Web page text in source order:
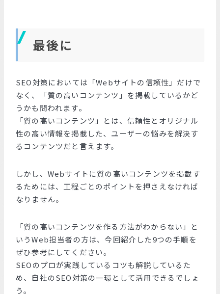
最後に
SEO対策においては「Webサイトの信頼性」だけで
なく、「質の高いコンテンツ」を掲載しているかど
うかも問われます。
「質の高いコンテンツ」とは、信頼性とオリジナル
性の高い情報を掲載した、ユーザーの悩みを解決す
るコンテンツだと言えます。
しかし、Webサイトに質の高いコンテンツを掲載す
るためには、工程ごとのポイントを押さえなければ
なりません。
「質の高いコンテンツを作る方法がわからない」と
いうWeb担当者の方は、今回紹介した9つの手順を
ぜひ参考にしてください。
SEOのプロが実践しているコツも解説しているた
め、自社のSEO対策の一環として活用できるでしょ
う。